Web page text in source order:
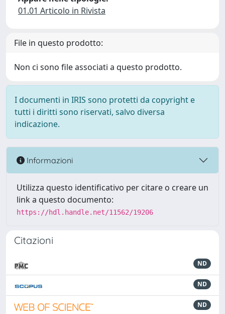
01.01 Articolo in Rivista
File in questo prodotto:
Non ci sono file associati a questo prodotto.
I documenti in IRIS sono protetti da copyright e
tutti i diritti sono riservati, salvo diversa
indicazione.
Informazioni
Utilizza questo identificativo per citare o creare un
link a questo documento:
https://hdl.handle.net/11562/19206
Citazioni
ND
ND
ND